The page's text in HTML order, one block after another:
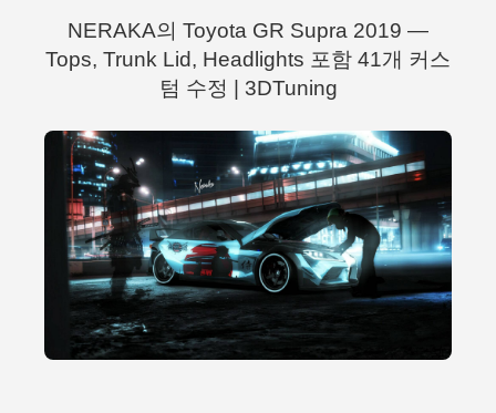
NERAKA의 Toyota GR Supra 2019 —
Tops, Trunk Lid, Headlights 포함 41개 커스
텀 수정 | 3DTuning